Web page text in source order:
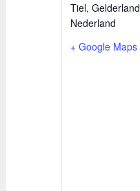
Tiel, Gelderland
Nederland
+ Google Maps